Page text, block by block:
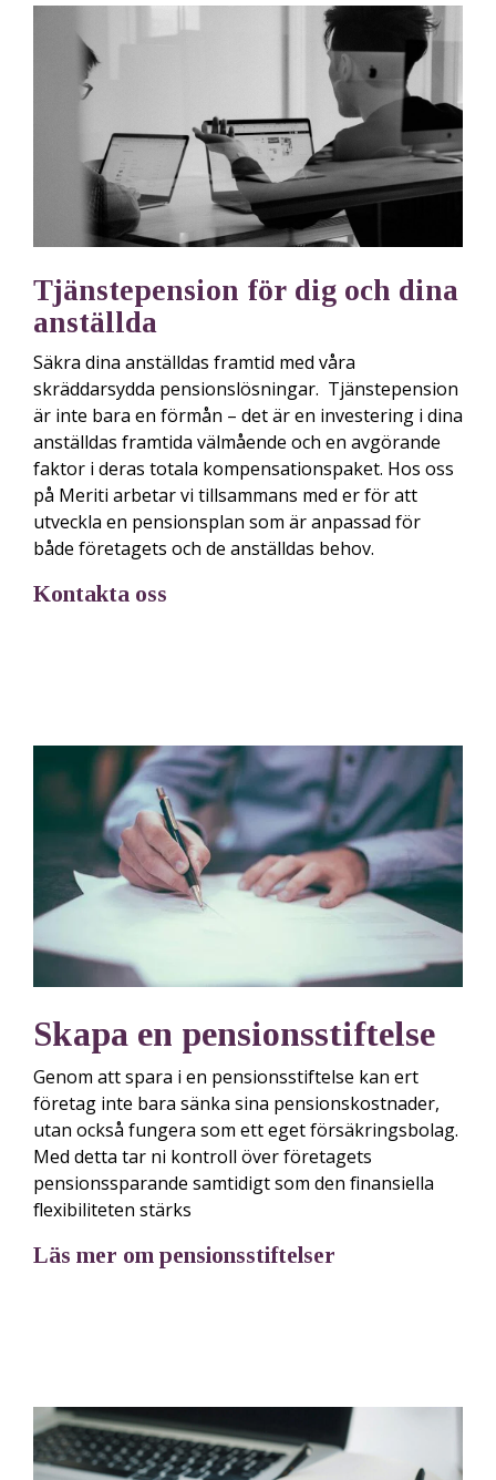
Tjänstepension för dig och dina
anställda
Säkra dina anställdas framtid med våra
skräddarsydda pensionslösningar. Tjänstepension
är inte bara en förmån – det är en investering i dina
anställdas framtida välmående och en avgörande
faktor i deras totala kompensationspaket. Hos oss
på Meriti arbetar vi tillsammans med er för att
utveckla en pensionsplan som är anpassad för
både företagets och de anställdas behov.
Kontakta oss
Skapa en pensionsstiftelse
Genom att spara i en pensionsstiftelse kan ert
företag inte bara sänka sina pensionskostnader,
utan också fungera som ett eget försäkringsbolag.
Med detta tar ni kontroll över företagets
pensionssparande samtidigt som den finansiella
flexibiliteten stärks
Läs mer om pensionsstiftelser